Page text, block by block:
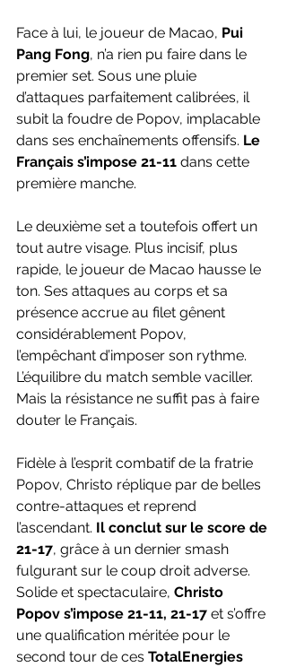
Face à lui, le joueur de Macao, Pui
Pang Fong, n’a rien pu faire dans le
premier set. Sous une pluie
d’attaques parfaitement calibrées, il
subit la foudre de Popov, implacable
dans ses enchaînements offensifs. Le
Français s’impose 21-11 dans cette
première manche.
Le deuxième set a toutefois offert un
tout autre visage. Plus incisif, plus
rapide, le joueur de Macao hausse le
ton. Ses attaques au corps et sa
présence accrue au filet gênent
considérablement Popov,
l’empêchant d’imposer son rythme.
L’équilibre du match semble vaciller.
Mais la résistance ne suffit pas à faire
douter le Français.
Fidèle à l’esprit combatif de la fratrie
Popov, Christo réplique par de belles
contre-attaques et reprend
l’ascendant. Il conclut sur le score de
21-17, grâce à un dernier smash
fulgurant sur le coup droit adverse.
Solide et spectaculaire, Christo
Popov s’impose 21-11, 21-17 et s’offre
une qualification méritée pour le
second tour de ces TotalEnergies